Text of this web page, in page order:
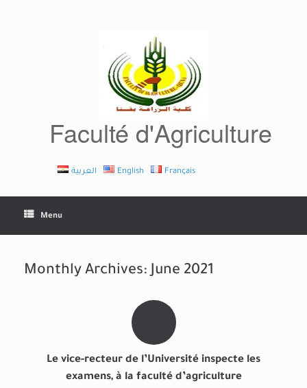
Faculté d'Agriculture
العربية English Français
Menu
Monthly Archives:June 2021
Le vice-recteur de l’Université inspecte les
examens, à la faculté d’agriculture